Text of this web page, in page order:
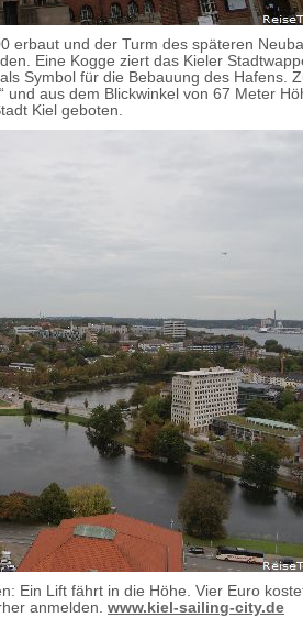
erbaut und der Turm des späteren
Eine Kogge ziert das Kieler
Symbol für die Bebauung des Hafens.
und aus dem Blickwinkel von 67 Meter
Kiel geboten.
Ein Lift fährt in die Höhe. Vier Euro
anmelden. www.kiel-sailing-city.de